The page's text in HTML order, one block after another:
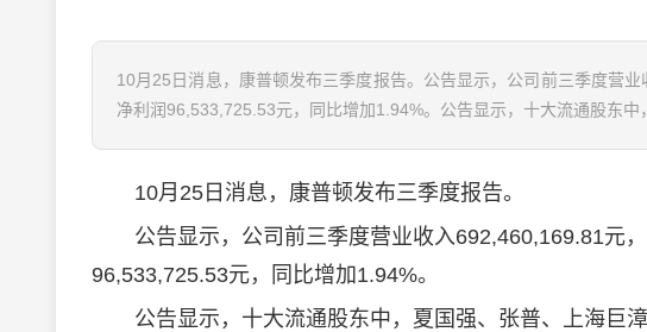
10月25日消息，康普顿发布三季度报告。公告显示，公司前三季度营
净利润96,533,725.53元，同比增加1.94%。公告显示，十大流通股东中
10月25日消息，康普顿发布三季度报告。
公告显示，公司前三季度营业收入692,460,169.81元，
96,533,725.53元，同比增加1.94%。
公告显示，十大流通股东中，夏国强、张普、上海巨漳